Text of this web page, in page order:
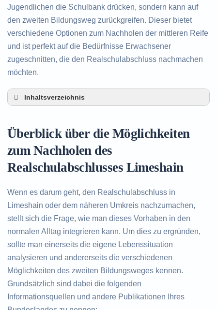
Jugendlichen die Schulbank drücken, sondern kann auf
den zweiten Bildungsweg zurückgreifen. Dieser bietet
verschiedene Optionen zum Nachholen der mittleren Reife
und ist perfekt auf die Bedürfnisse Erwachsener
zugeschnitten, die den Realschulabschluss nachmachen
möchten.
Inhaltsverzeichnis
Alternativen zum nachträglichen Erwerb des
Realschulabschlusses in Limeshain
des Realschulabschlusses
Überblick über die Möglichkeiten
zum Nachholen des
Realschulabschlusses Limeshain
Wenn es darum geht, den Realschulabschluss in
Limeshain oder dem näheren Umkreis nachzumachen,
stellt sich die Frage, wie man dieses Vorhaben in den
normalen Alltag integrieren kann. Um dies zu ergründen,
sollte man einerseits die eigene Lebenssituation
analysieren und andererseits die verschiedenen
Möglichkeiten des zweiten Bildungsweges kennen.
Grundsätzlich sind dabei die folgenden
Informationsquellen und andere Publikationen Ihres